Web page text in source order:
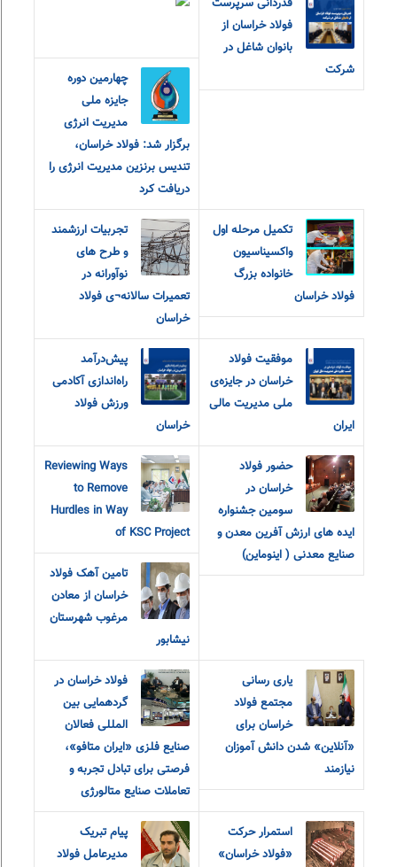
قدردانی سرپرست
فولاد خراسان از
بانوان شاغل در
شرکت
چهارمین دوره
جایزه ملی
مدیریت انرژی
برگزار شد: فولاد خراسان،
تندیس برنزین مدیریت انرژی را
دریافت کرد
تکمیل مرحله اول
واکسیناسیون
خانواده بزرگ
فولاد خراسان
تجربیات ارزشمند
و طرح های
نوآورانه در
تعمیرات سالانه¬ی فولاد
خراسان
موفقیت فولاد
خراسان در جایزه‌ی
ملی مدیریت مالی
ایران
پیش‌درآمد
راه‌اندازی آکادمی
ورزش فولاد
خراسان
حضور فولاد
خراسان در
سومین جشنواره
ایده های ارزش آفرین معدن و
صنایع معدنی ( اینوماین)
Reviewing Ways
to Remove
Hurdles in Way
of KSC Project
تامین آهک فولاد
خراسان از معادن
مرغوب شهرستان
نیشابور
یاری رسانی
مجتمع فولاد
خراسان برای
«آنلاین» شدن دانش آموزان
نیازمند
فولاد خراسان در
گردهمایی بین
المللی فعالان
صنایع فلزی «ایران متافو»،
فرصتی برای تبادل تجربه و
تعاملات صنایع متالورژی
استمرار حرکت
«فولاد خراسان»
پیام تبریک
مدیرعامل فولاد